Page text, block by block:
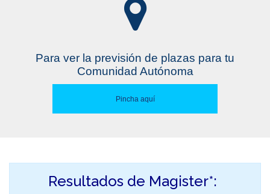
Para ver la previsión de plazas para tu
Comunidad Autónoma
Pincha aquí
Resultados de Magister*: